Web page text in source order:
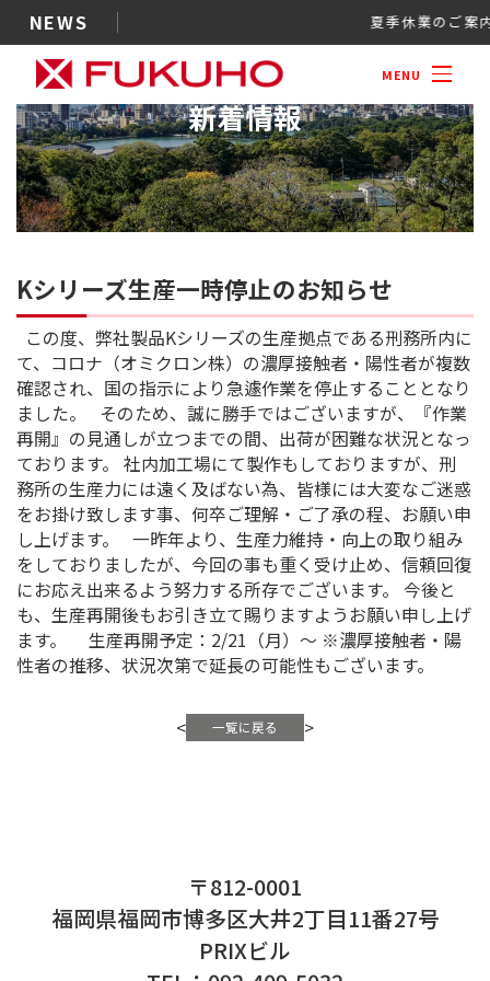
NEWS 夏季休業
MENU
新着情報
Kシリーズ生産一時停止のお知
この度、弊社製品Kシリーズの生産拠点
て、コロナ（オミクロン株）の濃厚接触
確認され、国の指示により急遽作業を停
ました。 そのため、誠に勝手ではござい
再開』の見通しが立つまでの間、出荷が
ております。 社内加工場にて製作もして
務所の生産力には遠く及ばない為、皆様
をお掛け致します事、何卒ご理解・ご了
し上げます。 一昨年より、生産力維持・
ます。 生産再開予定：2/21（月）～ ※
性者の推移、状況次第で延長の可能性